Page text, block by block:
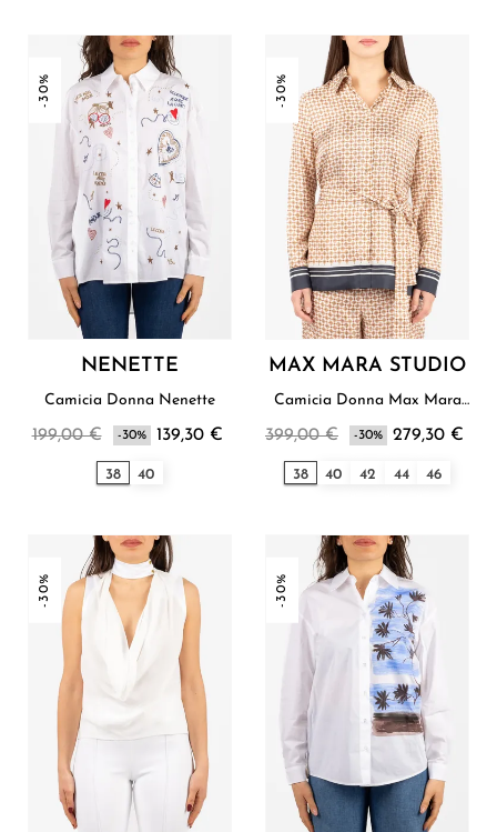
-30%
NENETTE
Camicia Donna Nenette
199,00 € -30% 139,30 €
38 40
-30%
MAX MARA STUDIO
Camicia Donna Max Mara
399,00 € -30% 279,30 €
38 40 42 44 46
-30% -30%